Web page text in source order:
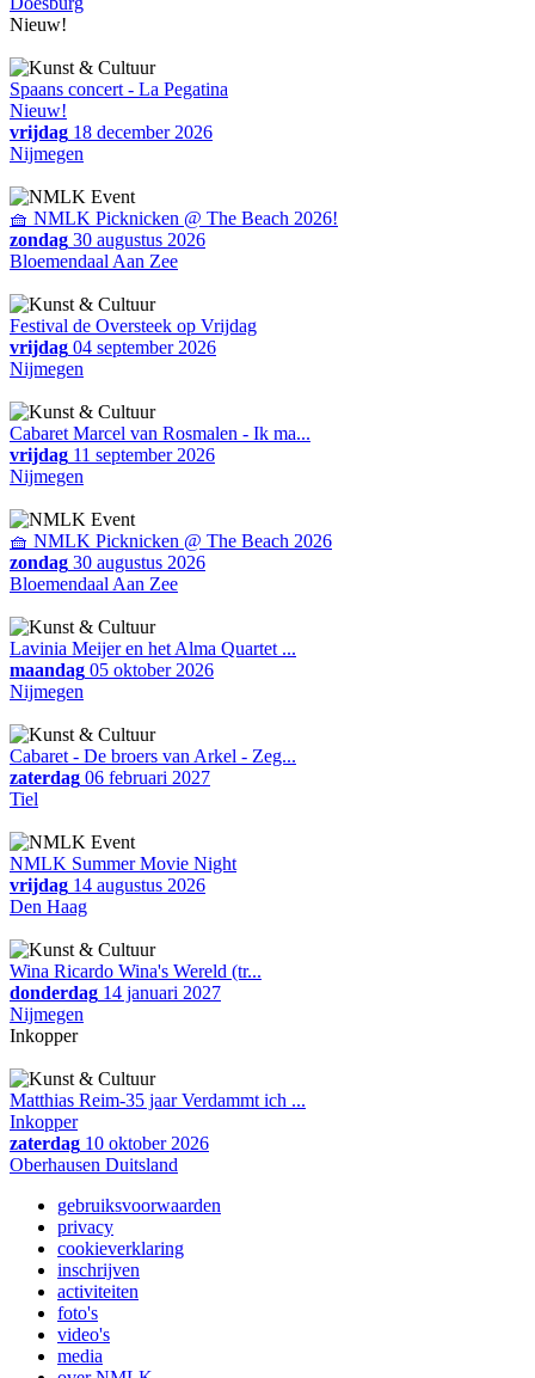
Nieuw!
Spaans concert - La Pegatina
Nieuw!
vrijdag 18 december 2026
Nijmegen
🧺 NMLK Picknicken @ The Beach 2026!
zondag 30 augustus 2026
Bloemendaal Aan Zee
Festival de Oversteek op Vrijdag
vrijdag 04 september 2026
Nijmegen
Cabaret Marcel van Rosmalen - Ik ma...
vrijdag 11 september 2026
Nijmegen
🧺 NMLK Picknicken @ The Beach 2026
zondag 30 augustus 2026
Bloemendaal Aan Zee
Lavinia Meijer en het Alma Quartet ...
maandag 05 oktober 2026
Nijmegen
Cabaret - De broers van Arkel - Zeg...
zaterdag 06 februari 2027
Tiel
NMLK Summer Movie Night
vrijdag 14 augustus 2026
Den Haag
Wina Ricardo Wina's Wereld (tr...
donderdag 14 januari 2027
Nijmegen
Inkopper
Matthias Reim-35 jaar Verdammt ich ...
Inkopper
zaterdag 10 oktober 2026
Oberhausen Duitsland
gebruiksvoorwaarden
privacy
cookieverklaring
inschrijven
activiteiten
foto's
video's
media